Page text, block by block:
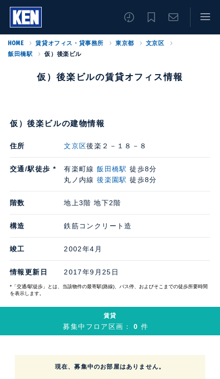
HOME 賃貸オフィス・貸事務所 東京都
文京区
飯田橋駅
仮）後楽ビル
仮）後楽ビルの賃貸オフィス情報
仮）後楽ビルの建物情報
住所 文京区後楽２－１８－８
交通/駅徒歩 * 有楽町線飯田橋駅 徒歩8分
丸ノ内線後楽園駅 徒歩8分
階数 地上3階 地下2階
構造 鉄筋コンクリート造
竣工 2002年4月
情報更新日 2017年9月25日
*「交通/駅徒歩」とは、当該物件の最寄駅(路線)、バス停、およびそこまでの徒歩所要時間
を表示します。
賃貸
募集中フロア区画：0件
現在、募集中のお部屋はありません。